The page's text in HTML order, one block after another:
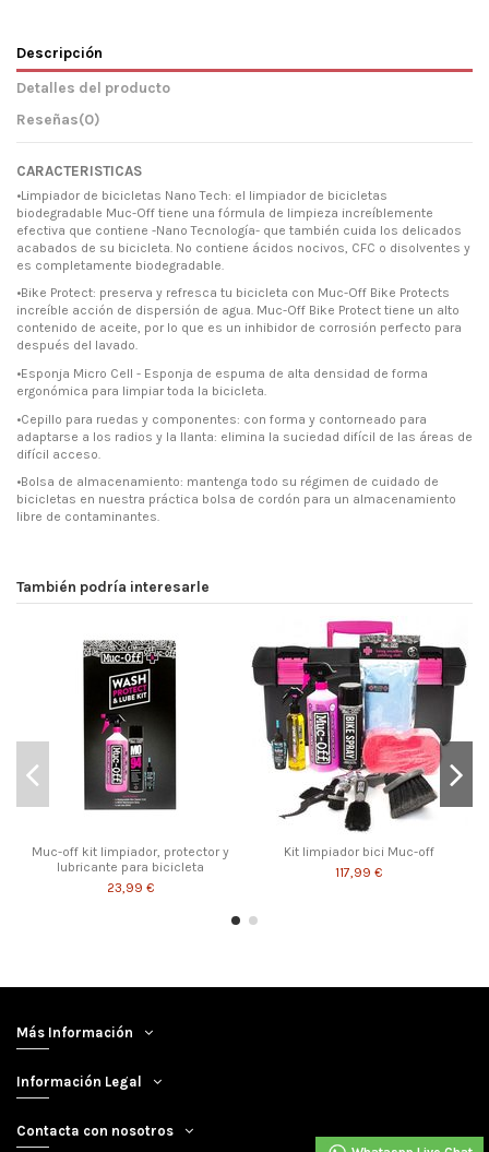
Descripción
Detalles del producto
Reseñas(0)
CARACTERISTICAS
•Limpiador de bicicletas Nano Tech: el limpiador de bicicletas
biodegradable Muc-Off tiene una fórmula de limpieza increíblemente
efectiva que contiene -Nano Tecnología- que también cuida los delicados
acabados de su bicicleta. No contiene ácidos nocivos, CFC o disolventes y
es completamente biodegradable.
•Bike Protect: preserva y refresca tu bicicleta con Muc-Off Bike Protects
increíble acción de dispersión de agua. Muc-Off Bike Protect tiene un alto
contenido de aceite, por lo que es un inhibidor de corrosión perfecto para
después del lavado.
•Esponja Micro Cell - Esponja de espuma de alta densidad de forma
ergonómica para limpiar toda la bicicleta.
•Cepillo para ruedas y componentes: con forma y contorneado para
adaptarse a los radios y la llanta: elimina la suciedad difícil de las áreas de
difícil acceso.
•Bolsa de almacenamiento: mantenga todo su régimen de cuidado de
bicicletas en nuestra práctica bolsa de cordón para un almacenamiento
libre de contaminantes.
También podría interesarle
Muc-off kit limpiador, protector y
lubricante para bicicleta
23,99 €
Kit limpiador bici Muc-off
117,99 €
Más Información
Información Legal
Contacta con nosotros